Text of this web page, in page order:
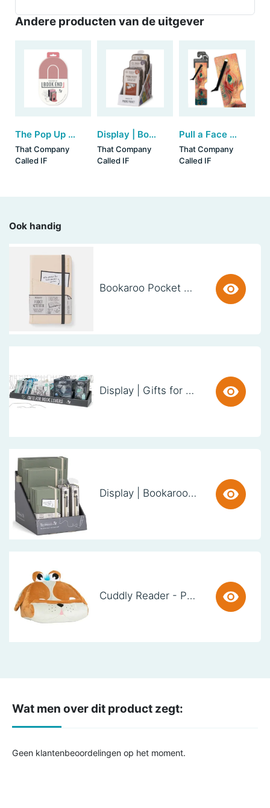
Andere producten van de uitgever
The Pop Up Book End - Blush (set van 3)
That Company
Called IF
Display | Bookaroo Phone Pocket (15 stuks assorti)
That Company
Called IF
Pull a Face Bookmarks - Van Gogh (set van 3)
That Company
Called IF
Ook handig
Bookaroo Pocket Notebook (A6) - CREAM
Display | Gifts for Book Lovers (60cm)
Display | Bookaroo Notebook & Pen - Fern
Cuddly Reader - Puppy Pete
Wat men over dit product zegt:
Geen klantenbeoordelingen op het moment.